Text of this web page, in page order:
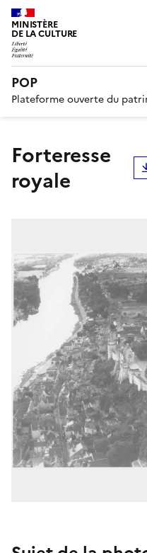
MINISTÈRE
DE LA CULTURE
POP
Plateforme ouverte du
Forteresse
royale